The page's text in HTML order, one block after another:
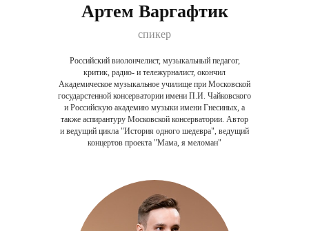
Артем Варгафтик
спикер
Российский виолончелист, музыкальный педагог,
критик, радио- и тележурналист, окончил
Академическое музыкальное училище при Московской
государстенной консерватории имени П.И. Чайковского
и Российскую академию музыки имени Гнесиных, а
также аспирантуру Московской консерватории. Автор
и ведущий цикла "История одного шедевра", ведущий
концертов проекта "Мама, я меломан"